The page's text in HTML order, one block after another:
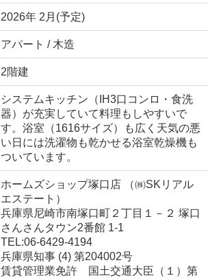
2026年 2月(予定)
アパート / 木造
2階建
システムキッチン（IH3口コンロ・食洗
器）が充実していて料理もしやすいで
す。浴室（1616サイズ）も広く天気の悪
い日には洗濯物も乾かせる浴室乾燥機も
ついています。
ホームズショップ塚口店 （㈱SKリアル
エステート）
兵庫県尼崎市南塚口町２丁目１－２ 塚口
さんさんタウン2番館 1-1
TEL:06-6429-4194
兵庫県知事 (4) 第204002号
賃貸管理業免許 国土交通大臣（１）第